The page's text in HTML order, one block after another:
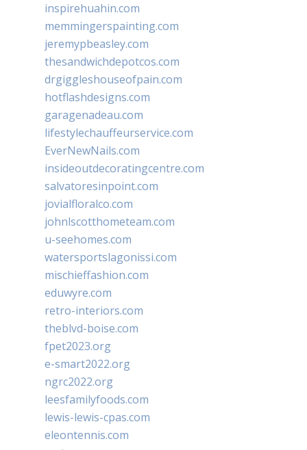
inspirehuahin.com
memmingerspainting.com
jeremypbeasley.com
thesandwichdepotcos.com
drgiggleshouseofpain.com
hotflashdesigns.com
garagenadeau.com
lifestylechauffeurservice.com
EverNewNails.com
insideoutdecoratingcentre.com
salvatoresinpoint.com
jovialfloralco.com
johnlscotthometeam.com
u-seehomes.com
watersportslagonissi.com
mischieffashion.com
eduwyre.com
retro-interiors.com
theblvd-boise.com
fpet2023.org
e-smart2022.org
ngrc2022.org
leesfamilyfoods.com
lewis-lewis-cpas.com
eleontennis.com